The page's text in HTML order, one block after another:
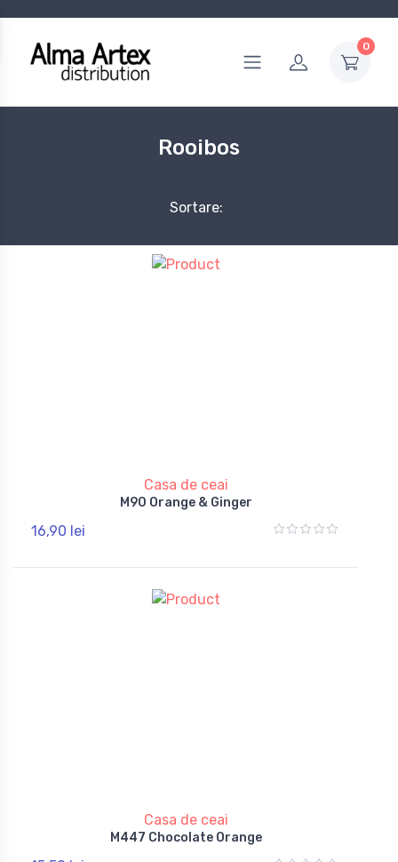
0
Rooibos
Sortare:
Casa de ceai
M90 Orange & Ginger
16,90 lei
Casa de ceai
M447 Chocolate Orange